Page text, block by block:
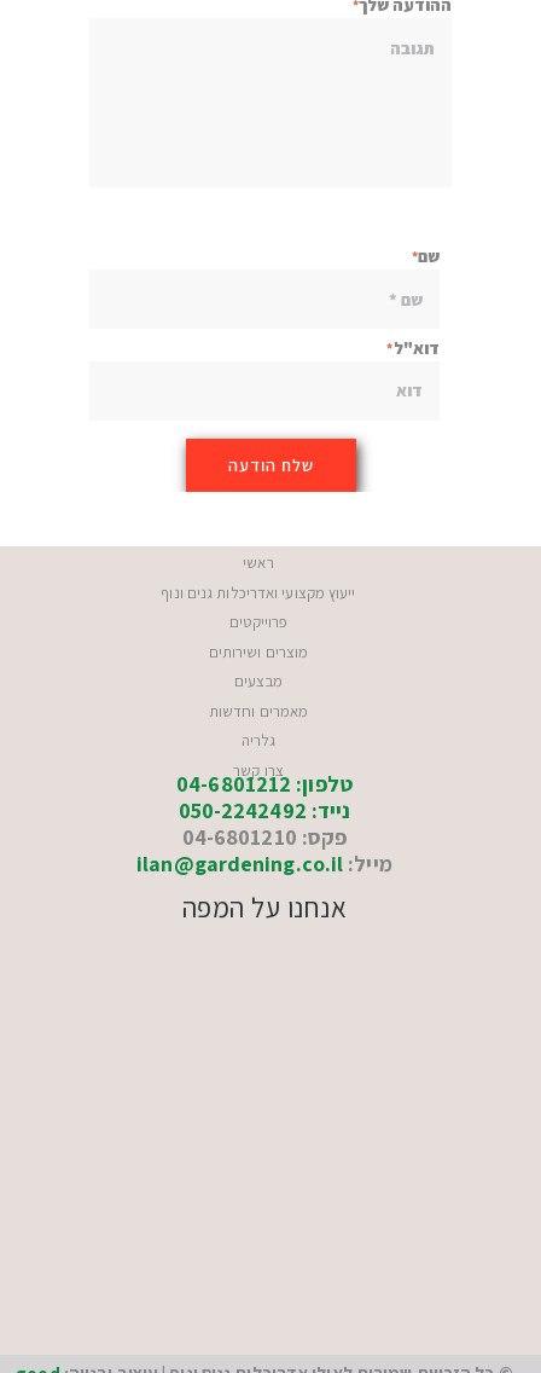
ההודעה שלך
שם
דוא"ל
ראשי
ייעוץ מקצועי ואדריכלות גנים ונוף
פרוייקטים
מוצרים ושירותים
מבצעים
מאמרים וחדשות
גלריה
צרו קשר
טלפון: 04-6801212
נייד: 050-2242492
פקס: 04-6801210
מייל: ilan@gardening.co.il
אנחנו על המפה